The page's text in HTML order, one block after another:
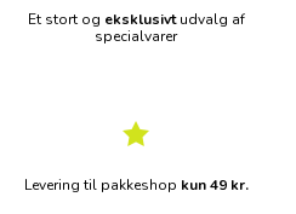
Et stort og eksklusivtudvalg af
specialvarer
Levering til pakkeshop kun 49 kr.